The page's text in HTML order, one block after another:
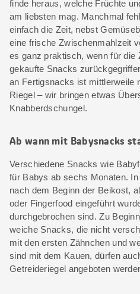
finde heraus, welche Früchte
am liebsten mag. Manchmal
einfach die Zeit, nebst
eine frische Zwischenmahlzeit
es ganz praktisch, wenn für die
gekaufte Snacks
an Fertigsnacks ist mittlerweile
Riegel – wir bringen etwas
Knabberdschungel.
Ab wann mit Babysnacks
Verschiedene Snacks wie
für Babys ab sechs Monaten.
nach dem Beginn der Beikost,
oder Fingerfood eingeführt
durchgebrochen sind. Zu
weiche Snacks, die nicht
mit den ersten Zähnchen und
sind mit dem Kauen, dürfen
Getreideriegel angeboten